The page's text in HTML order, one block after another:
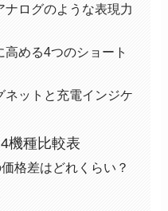
ナログのような表現力
める4つのショート
ネットと充電インジケ
機種比較表
格差はどれくらい？